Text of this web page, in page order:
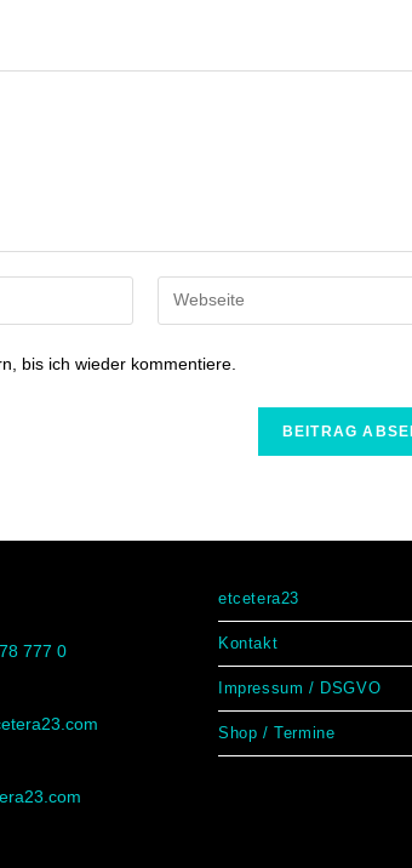
bis ich wieder kommentiere.
777 0
etcetera23
Kontakt
Impressum / DSGVO
Shop / Termine